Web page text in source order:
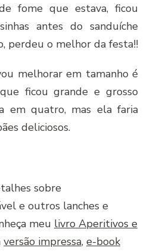
fome que estava, ficou
antes do sanduíche
perdeu o melhor da festa!!
melhorar em tamanho é
ficou grande e grosso
em quatro, mas ela faria
deliciosos.
sobre
e outros lanches e
meu livro Aperitivos e
versão impressa, e-book